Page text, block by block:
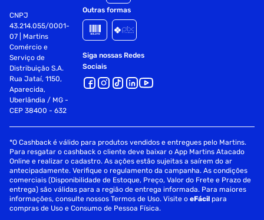
CNPJ
43.214.055/0001-
07 | Martins
Comércio e
Serviço de
Distribuição S.A.
Rua Jataí, 1150,
Aparecida,
Uberlândia / MG -
CEP 38400 - 632
Outras formas
Siga nossas Redes
Sociais
*O Cashback é válido para produtos vendidos e entregues pelo Martins.
Para resgatar o cashback o cliente deve baixar o App Martins Atacado
Online e realizar o cadastro. As ações estão sujeitas a saírem do ar
antecipadamente. Verifique o regulamento da campanha. As condições
comerciais (Disponibilidade de Estoque, Preço, Valor do Frete e Prazo de
entrega) são válidas para a região de entrega informada. Para maiores
informações, consulte nossos Termos de Uso. Visite oeFácil para
compras de Uso e Consumo de Pessoa Física.